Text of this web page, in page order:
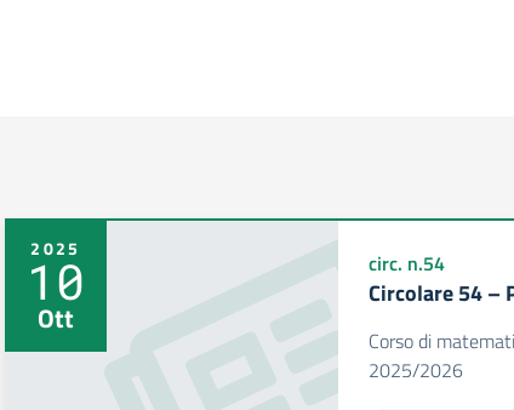
2025
10
Ott
circ. n.54
Circolare 54 –
Corso di
2025/2026